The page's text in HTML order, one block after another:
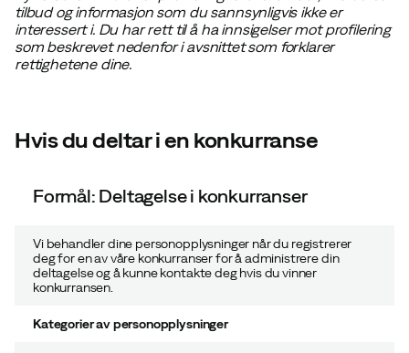
tilbud og informasjon som du sannsynligvis ikke er
interessert i. Du har rett til å hainnsigelsermot profilering
som beskrevet nedenfor iavsnittet som forklarer
rettighetene dine.
Hvis du deltar i en konkurranse
Formål: Deltagelse i konkurranser
Vi behandler dine personopplysninger når du registrerer
deg for en av våre konkurranser for å administrere din
deltagelse og å kunne kontakte deg hvis du vinner
konkurransen.
Kategorier av personopplysninger